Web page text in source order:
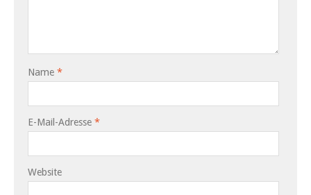
Name *
E-Mail-Adresse *
Website